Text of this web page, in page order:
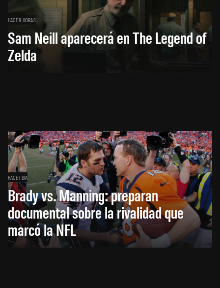
HACE 9 HORAS
Sam Neill aparecerá en The Legend of
Zelda
HACE 1 DÍA
Brady vs. Manning: preparan
documental sobre la rivalidad que
marcó la NFL